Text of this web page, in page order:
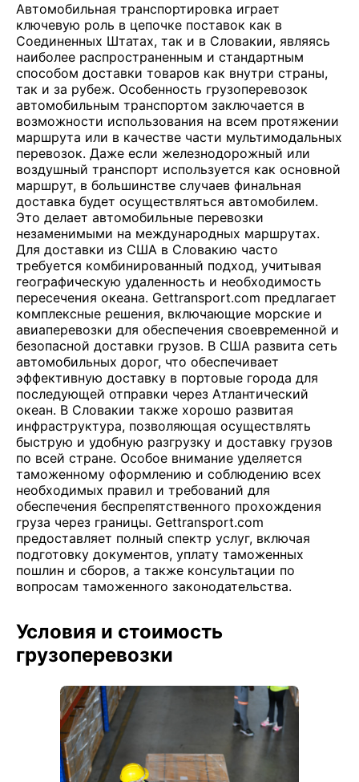
Автомобильная транспортировка играет
ключевую роль в цепочке поставок как в
Соединенных Штатах, так и в Словакии, являясь
наиболее распространенным и стандартным
способом доставки товаров как внутри страны,
так и за рубеж. Особенность грузоперевозок
автомобильным транспортом заключается в
возможности использования на всем протяжении
маршрута или в качестве части мультимодальных
перевозок. Даже если железнодорожный или
воздушный транспорт используется как основной
маршрут, в большинстве случаев финальная
доставка будет осуществляться автомобилем.
Это делает автомобильные перевозки
незаменимыми на международных маршрутах.
Для доставки из США в Словакию часто
требуется комбинированный подход, учитывая
географическую удаленность и необходимость
пересечения океана. Gettransport.com предлагает
комплексные решения, включающие морские и
авиаперевозки для обеспечения своевременной и
безопасной доставки грузов. В США развита сеть
автомобильных дорог, что обеспечивает
эффективную доставку в портовые города для
последующей отправки через Атлантический
океан. В Словакии также хорошо развитая
инфраструктура, позволяющая осуществлять
быструю и удобную разгрузку и доставку грузов
по всей стране. Особое внимание уделяется
таможенному оформлению и соблюдению всех
необходимых правил и требований для
обеспечения беспрепятственного прохождения
груза через границы. Gettransport.com
предоставляет полный спектр услуг, включая
подготовку документов, уплату таможенных
пошлин и сборов, а также консультации по
вопросам таможенного законодательства.
Условия и стоимость
грузоперевозки